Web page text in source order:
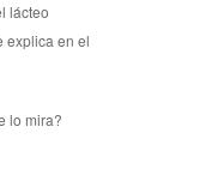
lácteo
explica en el
lo mira?